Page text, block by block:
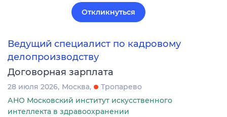
Откликнуться
Ведущий специалист по кадровому
делопроизводству
Договорная зарплата
28 июля 2026 Москва
Тропарево
АНО Московский институт искусственного
интеллекта в здравоохранении